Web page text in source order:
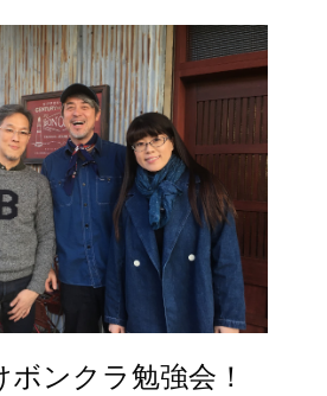
ンクラ勉強会！